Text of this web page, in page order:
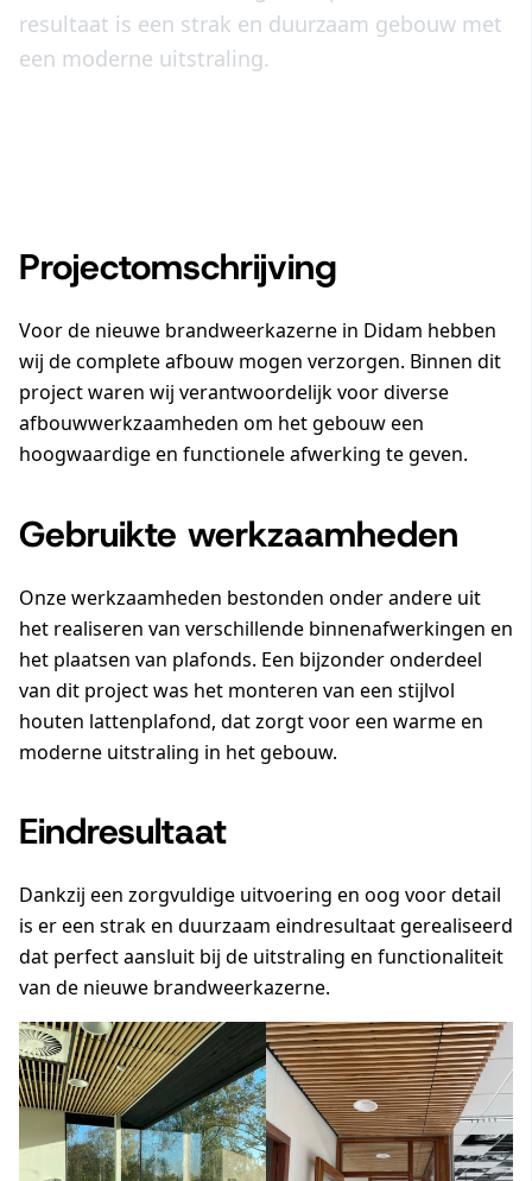
resultaat is een strak en duurzaam gebouw met
een moderne uitstraling.
Projectomschrijving
Voor de nieuwe brandweerkazerne in Didam hebben
wij de complete afbouw mogen verzorgen. Binnen dit
project waren wij verantwoordelijk voor diverse
afbouwwerkzaamheden om het gebouw een
hoogwaardige en functionele afwerking te geven.
Gebruikte werkzaamheden
Onze werkzaamheden bestonden onder andere uit
het realiseren van verschillende binnenafwerkingen en
het plaatsen van plafonds. Een bijzonder onderdeel
van dit project was het monteren van een stijlvol
houten lattenplafond, dat zorgt voor een warme en
moderne uitstraling in het gebouw.
Eindresultaat
Dankzij een zorgvuldige uitvoering en oog voor detail
is er een strak en duurzaam eindresultaat gerealiseerd
dat perfect aansluit bij de uitstraling en functionaliteit
van de nieuwe brandweerkazerne.